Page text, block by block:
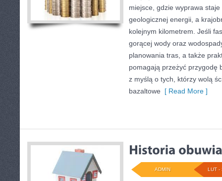
miejsce, gdzie wyprawa
geologicznej energii, a
kolejnym kilometrem. Jeśli
gorącej wody oraz
planowania tras, a także
pomagają przeżyć przygodę
z myślą o tych, którzy wolą
bazaltowe [ Read More ]
LUT -
ADMIN